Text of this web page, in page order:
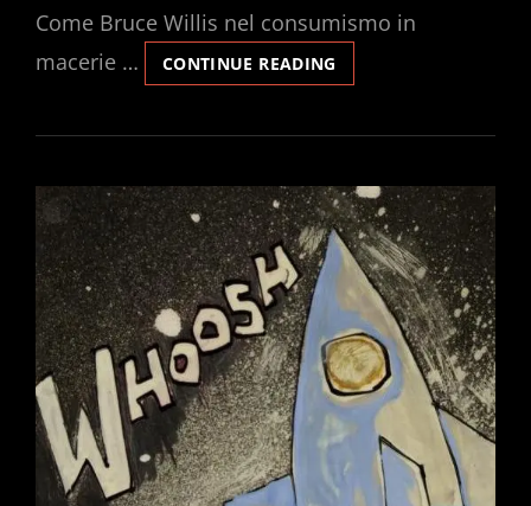
Come Bruce Willis nel consumismo in
macerie …
CONTINUE READING